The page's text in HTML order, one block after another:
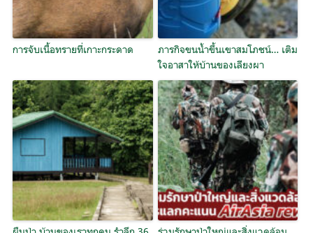
การจับเนื้อทรายที่เกาะกระดาด
ภารกิจขนน้ำขึ้นเขาสมโภชน์… เติม
ใจอาสาให้บ้านของเลียงผา